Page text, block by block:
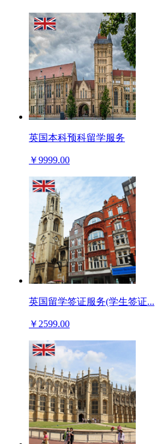
英国本科预科留学服务
￥9999.00
英国留学签证服务(学生签证...
￥2599.00